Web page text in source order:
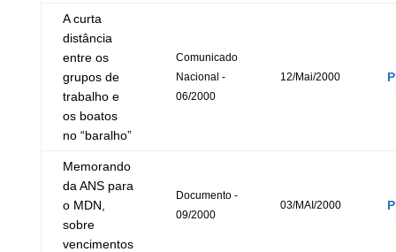
A curta
distância
entre os
grupos de
trabalho e
os boatos
no “baralho”
Comunicado
Nacional -
06/2000
12/Mai/2000
Memorando
da ANS para
o MDN,
sobre
vencimentos
Documento -
09/2000
03/MAI/2000